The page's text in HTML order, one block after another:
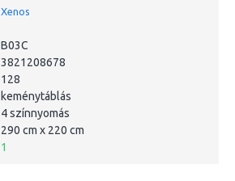
Xenos
B03C
3821208678
128
keménytáblás
4 színnyomás
290 cm x 220 cm
1